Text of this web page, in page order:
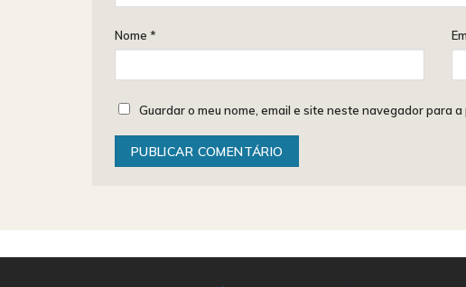
Nome *
Guardar o meu nome, email e site neste navegador para